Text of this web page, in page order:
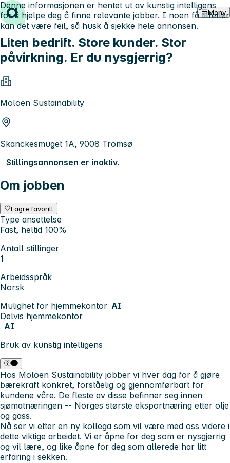
Hopp til innhold Meny
Liten bedrift. Store kunder. Stor
påvirkning. Er du nysgjerrig?
Moloen Sustainability
Skanckesmuget 1A, 9008 Tromsø
Stillingsannonsen er inaktiv.
Om jobben
Lagre favoritt
Type ansettelse
Fast, heltid 100%
Antall stillinger
1
Arbeidsspråk
Norsk
Mulighet for hjemmekontor AI
Delvis hjemmekontor
AI
Bruk av kunstig intelligens
Denne informasjonen er hentet ut av kunstig intelligens
for å hjelpe deg å finne relevante jobber. I noen få tilfeller
kan det være feil, så husk å sjekke hele annonsen.
Hos Moloen Sustainability jobber vi hver dag for å gjøre
bærekraft konkret, forståelig og gjennomførbart for
kundene våre. De fleste av disse befinner seg innen
sjømatnæringen -- Norges største eksportnæring etter olje
og gass.
Nå ser vi etter en ny kollega som vil være med oss videre i
dette viktige arbeidet. Vi er åpne for deg som er nysgjerrig
og vil lære, og like åpne for deg som allerede har litt
erfaring i sekken.